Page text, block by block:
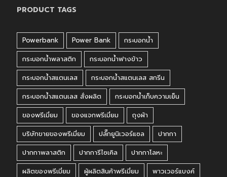
PRODUCT TAGS
Powerbank Power Bank
กระบอกน้ำ
กระบอกน้ำพลาสติก
กระบอกน้ำฟางข้าว
กระบอกน้ำสแตนเลส
กระบอกน้ำสแตนเลส สกรีน
กระบอกน้ำสแตนเลส สั่งผลิต
กระบอกน้ำเก็บความเย็น
ของพรีเมี่ยม
ของแจกพรีเมี่ยม
ถุงผ้า
บริษัทขายของพรีเมี่ยม
ปลั๊กยูนิเวอร์แซล
ปากกา
ปากกาพลาสติก
ปากการีไซเคิล
ปากกาโลหะ
ผลิตของพรีเมี่ยม
ผู้ผลิตสินค้าพรีเมี่ยม
พาวเวอร์แบงค์